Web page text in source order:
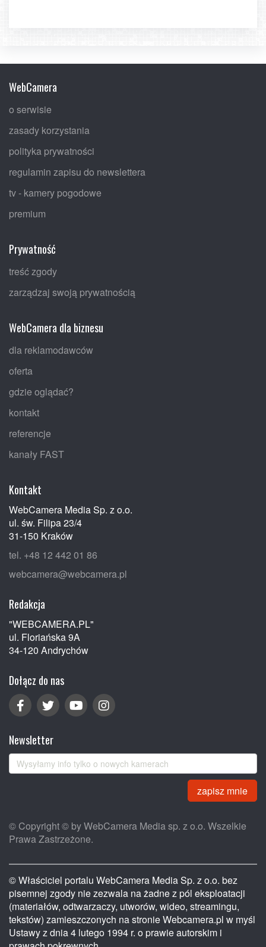
WebCamera
o serwisie
zasady korzystania
polityka prywatności
regulamin zapisu do newslettera
tv - kamery pogodowe
premium
Prywatność
treść zgody
zarządzaj swoją prywatnością
WebCamera dla biznesu
dla reklamodawców
oferta
gdzie oglądać?
kontakt
referencje
kanały FAST
Kontakt
WebCamera Media Sp. z o.o.
ul. św. Filipa 23/4
31-150 Kraków
tel. +48 12 442 01 86
webcamera@webcamera.pl
Redakcja
"WEBCAMERA.PL"
ul. Floriańska 9A
34-120 Andrychów
Dołącz do nas
Newsletter
zapisz mnie
© Copyright © by WebCamera Media sp. z o.o. Wszelkie
Prawa Zastrzeżone.
© Właściciel portalu WebCamera Media Sp. z o.o. bez
pisemnej zgody nie zezwala na żadne z pól eksploatacji
(materiałów, odtwarzaczy, utworów, wideo, streamingu,
tekstów) zamieszczonych na stronie Webcamera.pl w myśl
Ustawy z dnia 4 lutego 1994 r. o prawie autorskim i